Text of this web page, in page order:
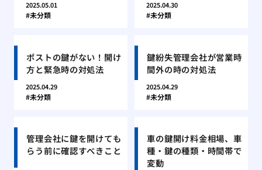
2025.05.01
未分類
2025.04.30
未分類
ポストの鍵がない！開け
方と緊急時の対処法
2025.04.29
未分類
鍵紛失管理会社が営業時
間外の時の対処法
2025.04.29
未分類
管理会社に鍵を開けても
らう前に確認すべきこと
車の鍵開け料金相場、車
種・鍵の種類・時間帯で
変動